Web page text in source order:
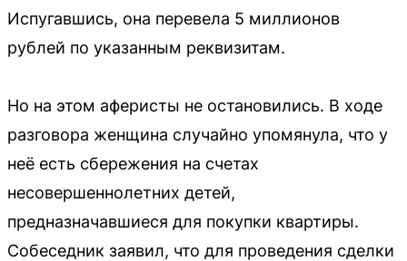
Испугавшись, она перевела 5 миллионов
рублей по указанным реквизитам.
Но на этом аферисты не остановились. В ходе
разговора женщина случайно упомянула, что у
неё есть сбережения на счетах
несовершеннолетних детей,
предназначавшиеся для покупки квартиры.
Собеседник заявил, что для проведения сделки